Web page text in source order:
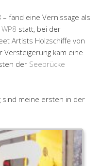
fand eine Vernissage als
WP8 statt, bei der
Artists Holzschiffe von
Versteigerung kam eine
der Seebrücke
sind meine ersten in der